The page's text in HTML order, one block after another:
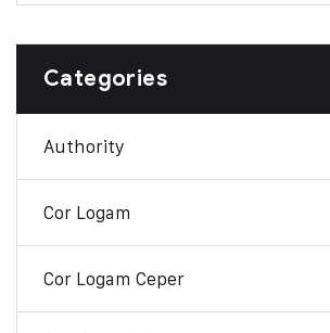
Categories
Authority
Cor Logam
Cor Logam Ceper